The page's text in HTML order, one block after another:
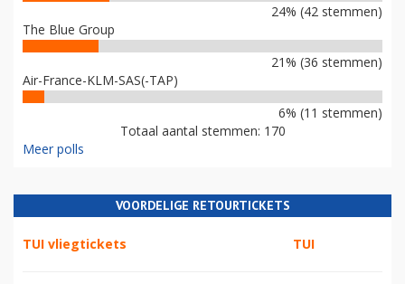
24% (42 stemmen)
The Blue Group
21% (36 stemmen)
Air-France-KLM-SAS(-TAP)
6% (11 stemmen)
Totaal aantal stemmen: 170
Meer polls
VOORDELIGE RETOURTICKETS
TUI vliegtickets TUI